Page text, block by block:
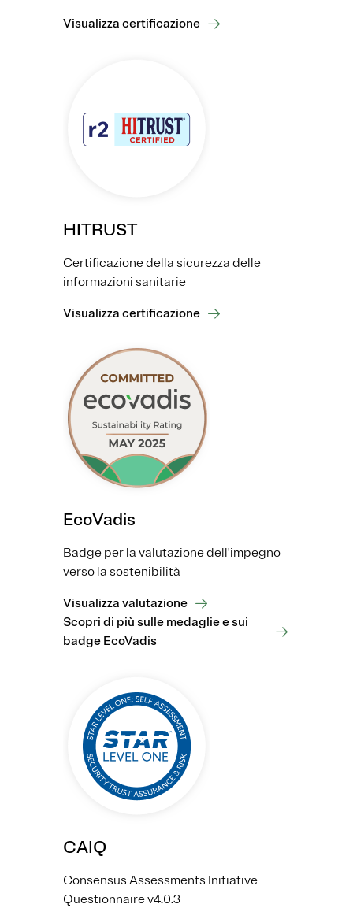
Visualizza certificazione
HITRUST
Certificazione della sicurezza delle
informazioni sanitarie
Visualizza certificazione
EcoVadis
Badge per la valutazione dell'impegno
verso la sostenibilità
Visualizza valutazione
Scopri di più sulle medaglie e sui
badge EcoVadis
CAIQ
Consensus Assessments Initiative
Questionnaire v4.0.3